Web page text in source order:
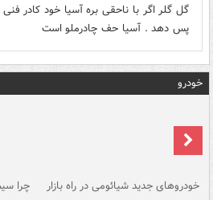
گل گلر اگر با ناحقی بره آسیا خود کادر
پس دهد . آسیا حف چادرملو است
خودرو
خودروهای جدید شیائومی در راه بازار چرا